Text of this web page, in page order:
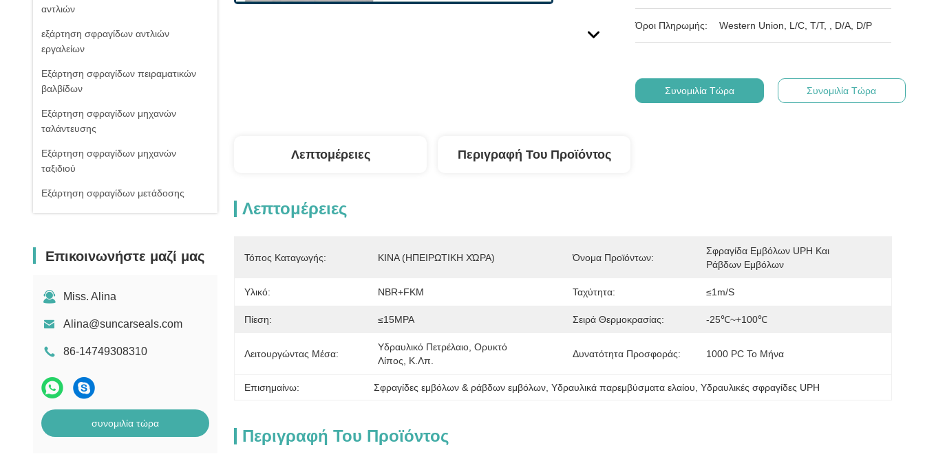
αντλιών
εξάρτηση σφραγίδων αντλιών
εργαλείων
Εξάρτηση σφραγίδων πειραματικών
βαλβίδων
Εξάρτηση σφραγίδων μηχανών
ταλάντευσης
Εξάρτηση σφραγίδων μηχανών
ταξιδιού
Εξάρτηση σφραγίδων μετάδοσης
Κύρια εξάρτηση σφραγίδων βαλβίδων
Επικοινωνήστε μαζί μας
Miss. Alina
Alina@suncarseals.com
86-14749308310
συνομιλία τώρα
Όροι Πληρωμής: Western Union, L/C, T/T, , D/A, D/P
Συνομιλία Τώρα Συνομιλία Τώρα
Λεπτομέρειες Περιγραφή Του Προϊόντος
Λεπτομέρειες
Τόπος Καταγωγής: ΚΙΝΑ (ΗΠΕΙΡΩΤΙΚΗ ΧΏΡΑ) Όνομα Προϊόντων:
Σφραγίδα Εμβόλων UPH Και
Ράβδων Εμβόλων
Υλικό: NBR+FKM Ταχύτητα: ≤1m/s
Πίεση: ≤15MPA Σειρά Θερμοκρασίας: -25℃~+100℃
Λειτουργώντας Μέσα:
Υδραυλικό Πετρέλαιο, Ορυκτό
Λίπος, Κ.λπ.
Δυνατότητα Προσφοράς: 1000 PC Το Μήνα
Επισημαίνω: Σφραγίδες εμβόλων & ράβδων εμβόλων , Υδραυλικά παρεμβύσματα ελαίου , Υδραυλικές σφραγίδες UPH
Περιγραφή Του Προϊόντος